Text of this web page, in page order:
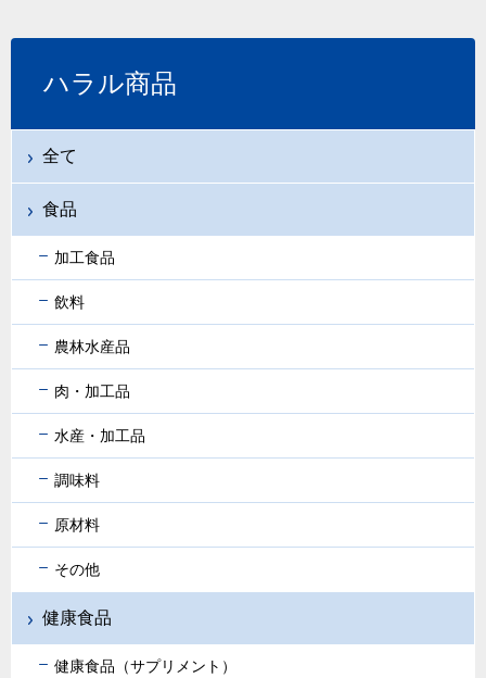
ハラル商品
全て
食品
加工食品
飲料
農林水産品
肉・加工品
水産・加工品
調味料
原材料
その他
健康食品
健康食品（サプリメント）